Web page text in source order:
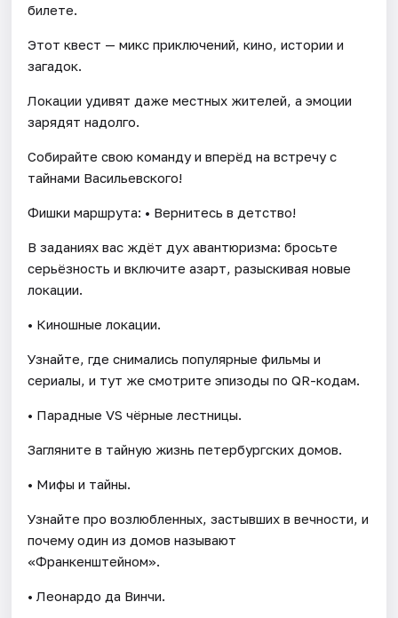
билете.
Этот квест — микс приключений, кино, истории и
загадок.
Локации удивят даже местных жителей, а эмоции
зарядят надолго.
Собирайте свою команду и вперёд на встречу с
тайнами Васильевского!
Фишки маршрута: • Вернитесь в детство!
В заданиях вас ждёт дух авантюризма: бросьте
серьёзность и включите азарт, разыскивая новые
локации.
• Киношные локации.
Узнайте, где снимались популярные фильмы и
сериалы, и тут же смотрите эпизоды по QR-кодам.
• Парадные VS чёрные лестницы.
Загляните в тайную жизнь петербургских домов.
• Мифы и тайны.
Узнайте про возлюбленных, застывших в вечности, и
почему один из домов называют
«Франкенштейном».
• Леонардо да Винчи.